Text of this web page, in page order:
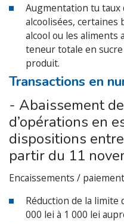
Augmentation tu taux
alcoolisées, certaines
alcool ou les aliments
teneur totale en
produit.
Transactions en
- Abaissement
d’opérations en
dispositions
partir du 11
Encaissements /
Réduction de la limite
000 lei à 1 000 lei